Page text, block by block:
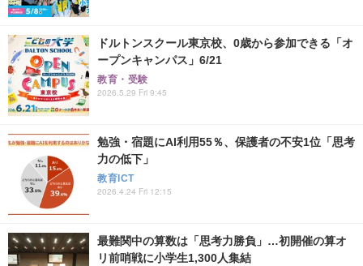
ドルトンスクール東京校、0歳から参加できる「オ
ープンキャンパス」6/21
教育・受験
2026.5.29 Fri 9:45
勉強・宿題にAI利用55％、保護者の不安1位「思考
力の低下」
教育ICT
2026.4.24 Fri 12:15
最難関中の算数は「思考力勝負」…初開催の算オ
リ前哨戦に小学生1,300人集結